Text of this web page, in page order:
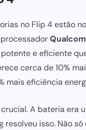
no Flip 4 estão
e eficiente
cerca de 10%
mais eficiência
A bateria era
resolveu isso. Não